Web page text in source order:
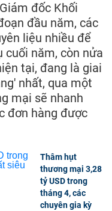
đốc Khối
đầu năm, các
liệu nhiều để
cuối năm, còn nửa
tại, đang là giai
nhất, qua một
mại sẽ nhanh
đơn hàng được
Thâm hụt
thương mại 3,28
tỷ USD trong
tháng 4, các
chuyên gia kỳ